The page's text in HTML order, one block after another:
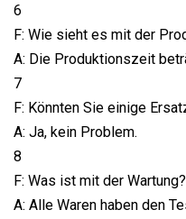
6
F: Wie sieht es mit der
A: Die Produktionszeit
7
F: Könnten Sie einige
A: Ja, kein Problem.
8
F: Was ist mit der Wartung?
A: Alle Waren haben den